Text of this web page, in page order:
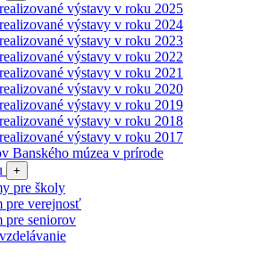
výstavy v roku 2025
výstavy v roku 2024
výstavy v roku 2023
výstavy v roku 2022
výstavy v roku 2021
výstavy v roku 2020
výstavy v roku 2019
výstavy v roku 2018
výstavy v roku 2017
Banského múzea v prírode
+
pre školy
pre verejnosť
pre seniorov